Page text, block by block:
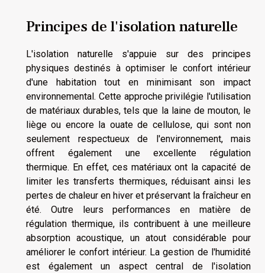
Principes de l'isolation naturelle
L'isolation naturelle s'appuie sur des principes
physiques destinés à optimiser le confort intérieur
d'une habitation tout en minimisant son impact
environnemental. Cette approche privilégie l'utilisation
de matériaux durables, tels que la laine de mouton, le
liège ou encore la ouate de cellulose, qui sont non
seulement respectueux de l'environnement, mais
offrent également une excellente régulation
thermique. En effet, ces matériaux ont la capacité de
limiter les transferts thermiques, réduisant ainsi les
pertes de chaleur en hiver et préservant la fraîcheur en
été. Outre leurs performances en matière de
régulation thermique, ils contribuent à une meilleure
absorption acoustique, un atout considérable pour
améliorer le confort intérieur. La gestion de l'humidité
est également un aspect central de l'isolation